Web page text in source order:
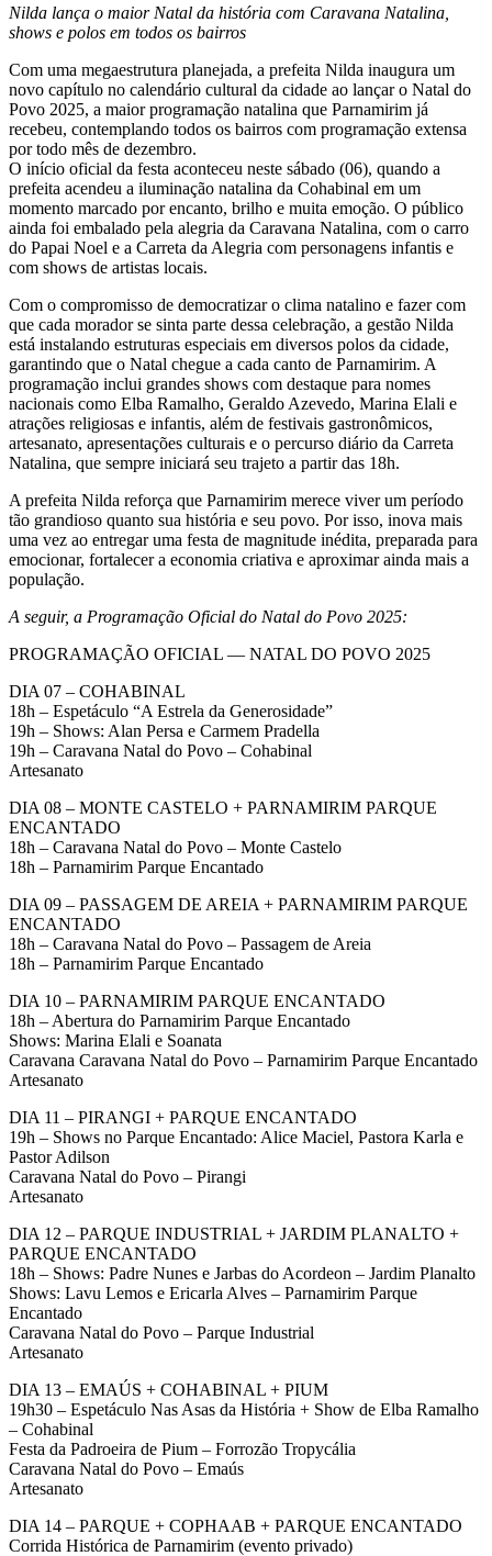
Nilda lança o maior Natal da história com Caravana Natalina,
shows e polos em todos os bairros
Com uma megaestrutura planejada, a prefeita Nilda inaugura um
novo capítulo no calendário cultural da cidade ao lançar o Natal do
Povo 2025, a maior programação natalina que Parnamirim já
recebeu, contemplando todos os bairros com programação extensa
por todo mês de dezembro.
O início oficial da festa aconteceu neste sábado (06), quando a
prefeita acendeu a iluminação natalina da Cohabinal em um
momento marcado por encanto, brilho e muita emoção. O público
ainda foi embalado pela alegria da Caravana Natalina, com o carro
do Papai Noel e a Carreta da Alegria com personagens infantis e
com shows de artistas locais.
Com o compromisso de democratizar o clima natalino e fazer com
que cada morador se sinta parte dessa celebração, a gestão Nilda
está instalando estruturas especiais em diversos polos da cidade,
garantindo que o Natal chegue a cada canto de Parnamirim. A
programação inclui grandes shows com destaque para nomes
nacionais como Elba Ramalho, Geraldo Azevedo, Marina Elali e
atrações religiosas e infantis, além de festivais gastronômicos,
artesanato, apresentações culturais e o percurso diário da Carreta
Natalina, que sempre iniciará seu trajeto a partir das 18h.
A prefeita Nilda reforça que Parnamirim merece viver um período
tão grandioso quanto sua história e seu povo. Por isso, inova mais
uma vez ao entregar uma festa de magnitude inédita, preparada para
emocionar, fortalecer a economia criativa e aproximar ainda mais a
população.
A seguir, a Programação Oficial do Natal do Povo 2025:
PROGRAMAÇÃO OFICIAL — NATAL DO POVO 2025
DIA 07 – COHABINAL
18h – Espetáculo “A Estrela da Generosidade”
19h – Shows: Alan Persa e Carmem Pradella
19h – Caravana Natal do Povo – Cohabinal
Artesanato
DIA 08 – MONTE CASTELO + PARNAMIRIM PARQUE
ENCANTADO
18h – Caravana Natal do Povo – Monte Castelo
18h – Parnamirim Parque Encantado
DIA 09 – PASSAGEM DE AREIA + PARNAMIRIM PARQUE
ENCANTADO
18h – Caravana Natal do Povo – Passagem de Areia
18h – Parnamirim Parque Encantado
DIA 10 – PARNAMIRIM PARQUE ENCANTADO
18h – Abertura do Parnamirim Parque Encantado
Shows: Marina Elali e Soanata
Caravana Caravana Natal do Povo – Parnamirim Parque Encantado
Artesanato
DIA 11 – PIRANGI + PARQUE ENCANTADO
19h – Shows no Parque Encantado: Alice Maciel, Pastora Karla e
Pastor Adilson
Caravana Natal do Povo – Pirangi
Artesanato
DIA 12 – PARQUE INDUSTRIAL + JARDIM PLANALTO +
PARQUE ENCANTADO
18h – Shows: Padre Nunes e Jarbas do Acordeon – Jardim Planalto
Shows: Lavu Lemos e Ericarla Alves – Parnamirim Parque
Encantado
Caravana Natal do Povo – Parque Industrial
Artesanato
DIA 13 – EMAÚS + COHABINAL + PIUM
19h30 – Espetáculo Nas Asas da História + Show de Elba Ramalho
– Cohabinal
Festa da Padroeira de Pium – Forrozão Tropycália
Caravana Natal do Povo – Emaús
Artesanato
DIA 14 – PARQUE + COPHAAB + PARQUE ENCANTADO
Corrida Histórica de Parnamirim (evento privado)